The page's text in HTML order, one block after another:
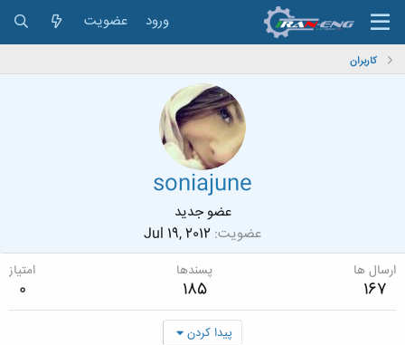
ورود عضویت
کاربران
soniajune
عضو جدید
عضویت Jul 19, 2012
ارسال ها
167
پسندها
185
امتیاز
0
پیدا کردن